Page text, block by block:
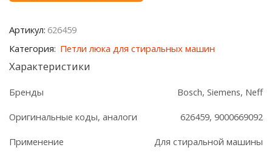
машины
Артикул: 626459
Категория: Петли люка для стиральных машин
Характеристики
Бренды Bosch, Siemens, Neff
Оригинальные коды, аналоги 626459, 9000669092
Применение Для стиральной машины